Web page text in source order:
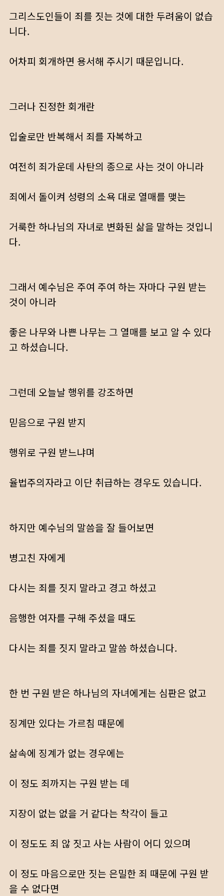
그리스도인들이 죄를 짓는 것에 대한 두려움이 없습
니다.
어차피 회개하면 용서해 주시기 때문입니다.
그러나 진정한 회개란
입술로만 반복해서 죄를 자복하고
여전히 죄가운데 사탄의 종으로 사는 것이 아니라
죄에서 돌이켜 성령의 소욕 대로 열매를 맺는
거룩한 하나님의 자녀로 변화된 삶을 말하는 것입니
다.
그래서 예수님은 주여 주여 하는 자마다 구원 받는
것이 아니라
좋은 나무와 나쁜 나무는 그 열매를 보고 알 수 있다
고 하셨습니다.
그런데 오늘날 행위를 강조하면
믿음으로 구원 받지
행위로 구원 받느냐며
율법주의자라고 이단 취급하는 경우도 있습니다.
하지만 예수님의 말씀을 잘 들어보면
병고친 자에게
다시는 죄를 짓지 말라고 경고 하셨고
음행한 여자를 구해 주셨을 때도
다시는 죄를 짓지 말라고 말씀 하셨습니다.
한 번 구원 받은 하나님의 자녀에게는 심판은 없고
징계만 있다는 가르침 때문에
삶속에 징계가 없는 경우에는
이 정도 죄까지는 구원 받는 데
지장이 없는 없을 거 같다는 착각이 들고
이 정도도 죄 않 짓고 사는 사람이 어디 있으며
이 정도 마음으로만 짓는 은밀한 죄 때문에 구원 받
을 수 없다면